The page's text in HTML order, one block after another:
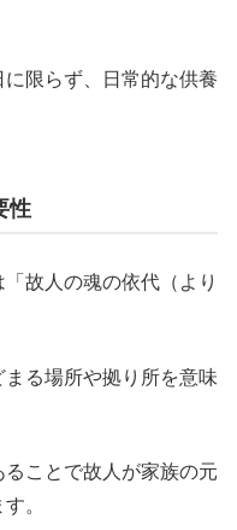
限らず、日常的な供養
性
故人の魂の依代（より
る場所や拠り所を意味
ことで故人が家族の元
。